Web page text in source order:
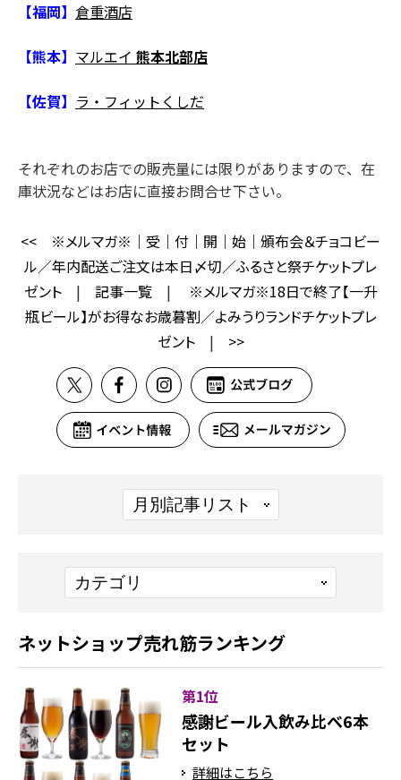
【福岡】 倉重酒店
【熊本】 マルエイ 熊本北部店
【佐賀】 ラ・フィットくしだ
それぞれのお店での販売量には限りがありますので、在
庫状況などはお店に直接お問合せ下さい。
<<
※メルマガ※｜受｜付｜開｜始｜頒布会＆チョコビー
ル／年内配送ご注文は本日〆切／ふるさと祭チケットプレ
ゼント| 記事一覧|
※メルマガ※18日で終了【一升
瓶ビール】がお得なお歳暮割／よみうりランドチケットプレ
ゼント| >>
ネットショップ売れ筋ランキング
第1位
感謝ビール入飲み比べ6本
セット
詳細はこちら